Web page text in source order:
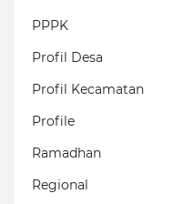
PPPK
Profil Desa
Profil Kecamatan
Profile
Ramadhan
Regional